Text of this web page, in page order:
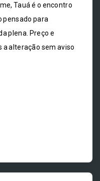
Tauá é o encontro
pensado para
plena. Preço e
alteração sem aviso